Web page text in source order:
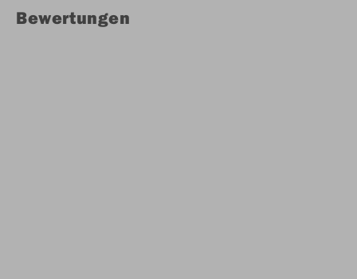
Bewertungen